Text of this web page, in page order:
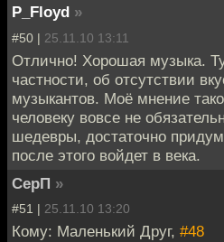
P_Floyd »
#50 | 25.11.10 13:11
Отлично! Хорошая музыка.
частности, об отсутствии
музыкантов. Моё мнение
человеку вовсе не
шедевры, достаточно
после этого войдет в века.
СерП »
#51 | 25.11.10 13:20
Кому: Маленький Друг, #48